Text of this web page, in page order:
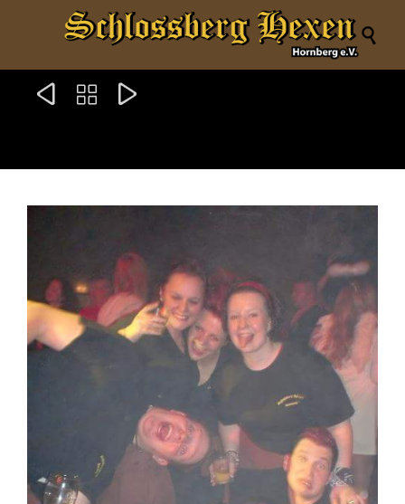

  